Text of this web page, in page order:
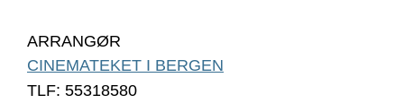
ARRANGØR
CINEMATEKET I BERGEN
TLF: 55318580